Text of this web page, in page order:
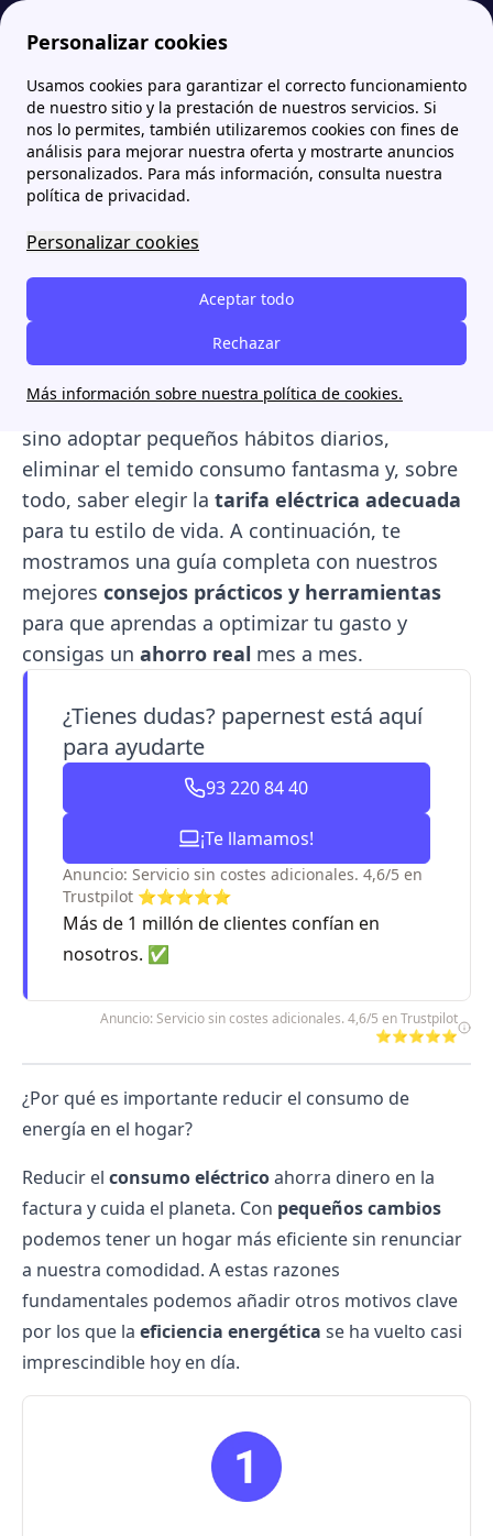
Personalizar cookies
Usamos cookies para garantizar el correcto funcionamiento
de nuestro sitio y la prestación de nuestros servicios. Si
nos lo permites, también utilizaremos cookies con fines de
análisis para mejorar nuestra oferta y mostrarte anuncios
personalizados. Para más información, consulta nuestra
política de privacidad.
Personalizar cookies
Aceptar todo
Rechazar
Más información sobre nuestra política de cookies.
Papernest.es Información sobre servicios de Luz y Gas Cómo reducir el consumo energético en casa: consejos y tarifa ideal
Cómo reducir el consumo
energético en casa:
consejos y tarifa ideal
Descubre cómoreducir el consumo de
energía en tu hogar
de forma sencilla para
empezar a pagar menos en tu próxima factura
energéticano requiere grandes inversiones,
sino adoptar pequeños hábitos diarios,
eliminar el temido consumo fantasma y, sobre
todo, saber elegir la tarifa eléctrica adecuada
para tu estilo de vida. A continuación, te
mostramos una guía completa con nuestros
mejores consejos prácticos y herramientas
para que aprendas a optimizar tu gasto y
consigas un ahorro real mes a mes.
¿Tienes dudas? papernest está aquí
para ayudarte
93 220 84 40
¡Te llamamos!
Anuncio: Servicio sin costes adicionales. 4,6/5 en
Trustpilot ⭐⭐⭐⭐⭐
Más de 1 millón de clientes confían en
nosotros. ✅
Anuncio: Servicio sin costes adicionales. 4,6/5 en Trustpilot
⭐⭐⭐⭐⭐
¿Por qué es importante reducir el consumo de
energía en el hogar?
Reducir el consumo eléctricoahorra dinero en la
factura y cuida el planeta. Con pequeños cambios
podemos tener un hogar más eficiente sin renunciar
a nuestra comodidad. A estas razones
fundamentales podemos añadir otros motivos clave
por los que la eficiencia energética se ha vuelto casi
imprescindible hoy en día.